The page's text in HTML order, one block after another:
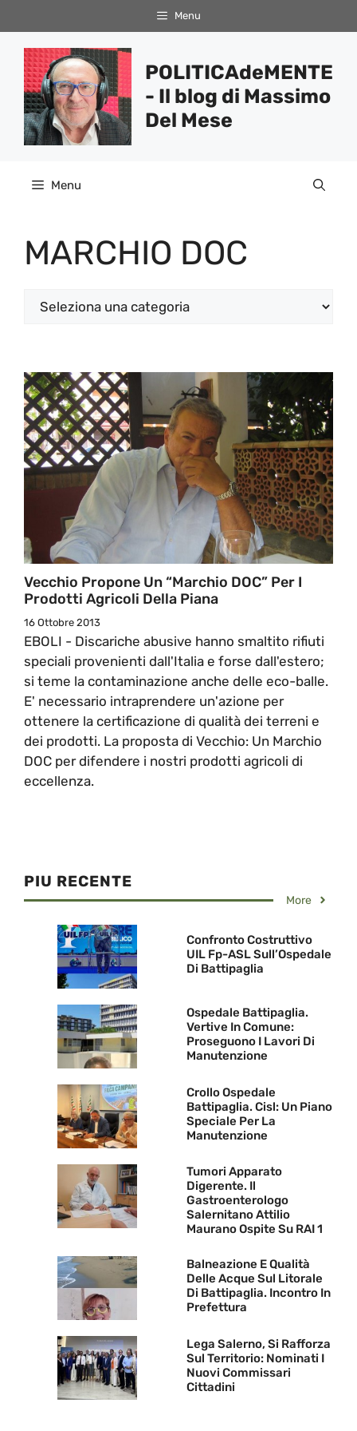
al
contenuto
Menu
POLITICAdeMENTE
- Il blog di Massimo
Del Mese
Menu
MARCHIO DOC
Categorie
Vecchio Propone Un “Marchio DOC” Per I
Prodotti Agricoli Della Piana
16 Ottobre 2013
EBOLI - Discariche abusive hanno smaltito rifiuti
speciali provenienti dall'Italia e forse dall'estero;
si teme la contaminazione anche delle eco-balle.
E' necessario intraprendere un'azione per
ottenere la certificazione di qualità dei terreni e
dei prodotti. La proposta di Vecchio: Un Marchio
DOC per difendere i nostri prodotti agricoli di
eccellenza.
PIU RECENTE
More
Confronto Costruttivo
UIL Fp-ASL Sull’Ospedale
Di Battipaglia
Ospedale Battipaglia.
Vertive In Comune:
Proseguono I Lavori Di
Manutenzione
Crollo Ospedale
Battipaglia. Cisl: Un Piano
Speciale Per La
Manutenzione
Tumori Apparato
Digerente. Il
Gastroenterologo
Salernitano Attilio
Maurano Ospite Su RAI 1
Balneazione E Qualità
Delle Acque Sul Litorale
Di Battipaglia. Incontro In
Prefettura
Lega Salerno, Si Rafforza
Sul Territorio: Nominati I
Nuovi Commissari
Cittadini